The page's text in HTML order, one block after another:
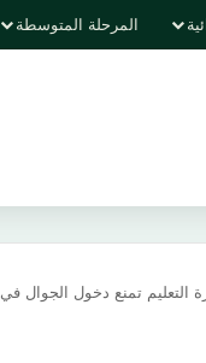
المرحلة المتوسطة
التعليم تمنع دخول الجوال